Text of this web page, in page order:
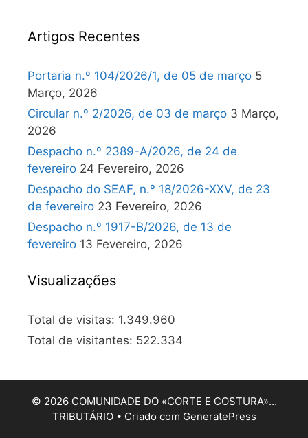
Artigos Recentes
Portaria n.º 104/2026/1, de 05 de março 5
Março, 2026
Circular n.º 2/2026, de 03 de março 3 Março,
2026
Despacho n.º 2389-A/2026, de 24 de
fevereiro 24 Fevereiro, 2026
Despacho do SEAF, n.º 18/2026-XXV, de 23
de fevereiro 23 Fevereiro, 2026
Despacho n.º 1917-B/2026, de 13 de
fevereiro 13 Fevereiro, 2026
Visualizações
Total de visitas: 1.349.960
Total de visitantes: 522.334
© 2026 COMUNIDADE DO «CORTE E COSTURA»…
TRIBUTÁRIO• Criado com GeneratePress